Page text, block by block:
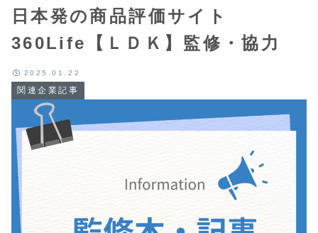
日本発の商品評価サイト
360Life【ＬＤＫ】監修・協力
関連企業記事
2025.01.22